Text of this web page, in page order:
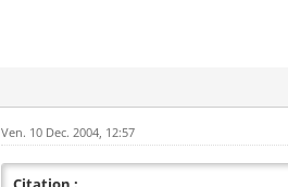
Ven. 10 Dec. 2004, 12:57